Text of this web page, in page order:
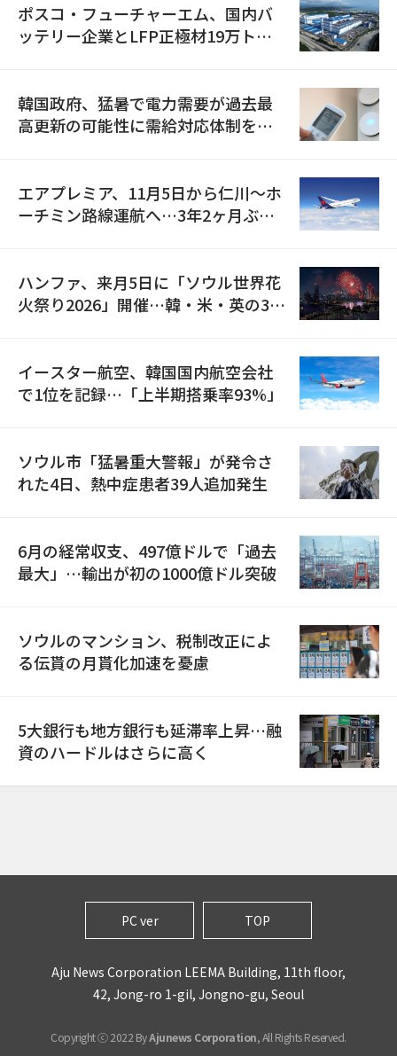
ポスコ・フューチャーエム、国内バ
ッテリー企業とLFP正極材19万トン
韓国政府、猛暑で電力需要が過去最
高更新の可能性に需給対応体制を点
エアプレミア、11月5日から仁川〜ホ
ーチミン路線運航へ…3年2ヶ月ぶり
ハンファ、来月5日に「ソウル世界花
火祭り2026」開催…韓・米・英の3カ
イースター航空、韓国国内航空会社
で1位を記録…「上半期搭乗率93%」
ソウル市「猛暑重大警報」が発令さ
れた4日、熱中症患者39人追加発生
6月の経常収支、497億ドルで「過去
最大」…輸出が初の1000億ドル突破
ソウルのマンション、税制改正によ
る伝貰の月貰化加速を憂慮
5大銀行も地方銀行も延滞率上昇…融
資のハードルはさらに高く
PC ver TOP
Aju News Corporation LEEMA Building, 11th floor,
42, Jong-ro 1-gil, Jongno-gu, Seoul
Copyright ⓒ 2022 ByAjunews Corporation, All Rights Reserved.